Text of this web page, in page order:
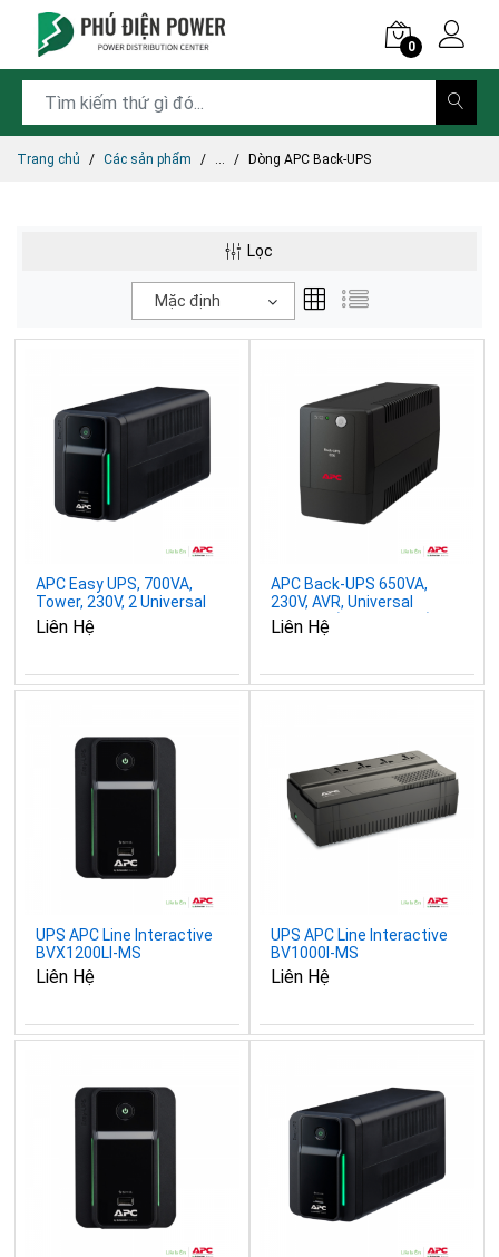
0
Trang chủ Các sản phẩm ... Dòng APC Back-UPS
Lọc
Mặc định
APC Easy UPS, 700VA,
Tower, 230V, 2 Universal
outlets, AVR, 1 USB Type
A Port (BVX700LUI-MS)
Liên Hệ
APC Back-UPS 650VA,
230V, AVR, Universal
Sockets (BX650LI-MS)
Liên Hệ
UPS APC Line Interactive
BVX1200LI-MS
1200VA/650W
Liên Hệ
UPS APC Line Interactive
BV1000I-MS
1000VA/600W
Liên Hệ